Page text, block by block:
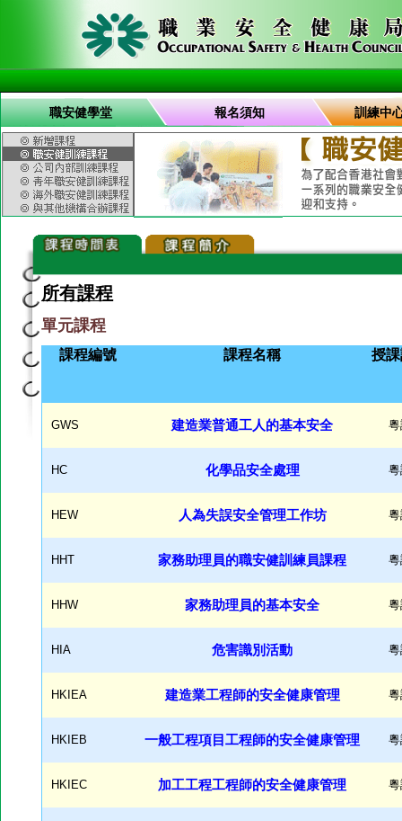
職安健學堂 報名須知 訓練中
所有課程
單元課程
課程編號 課程名稱 授
GWS 建造業普通工人的基本安全
HC 化學品安全處理
HEW 人為失誤安全管理工作坊
HHT 家務助理員的職安健訓練員課程
HHW 家務助理員的基本安全
HIA 危害識別活動
HKIEA 建造業工程師的安全健康管理
HKIEB 一般工程項目工程師的安全健康管理
HKIEC 加工工程工程師的安全健康管理